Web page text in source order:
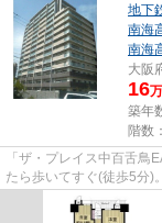
地下
南海
南海
大阪
16
築年
階数
「ザ・プレイス中百舌鳥
たら歩いてすぐ(徒歩5分)
はいかがでしょうか。防犯